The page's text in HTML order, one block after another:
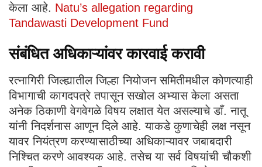
केला आहे. Natu’s allegation regarding
Tandawasti Development Fund
संबंधित अधिकाऱ्यांवर कारवाई करावी
रत्नागिरी जिल्ह्यातील जिल्हा नियोजन समितीमधील कोणत्याही
विभागाची कागदपत्रे तपासून सखोल अभ्यास केला असता
अनेक ठिकाणी वेगवेगळे विषय लक्षात येत असल्याचे डाँ. नातू
यांनी निदर्शनास आणून दिले आहे. याकडे कुणाचेही लक्ष नसून
यावर नियंत्रण करण्यासाठीच्या अधिकाऱ्यावर जबाबदारी
निश्चित करणे आवश्यक आहे. तसेच या सर्व विषयांची चौकशी